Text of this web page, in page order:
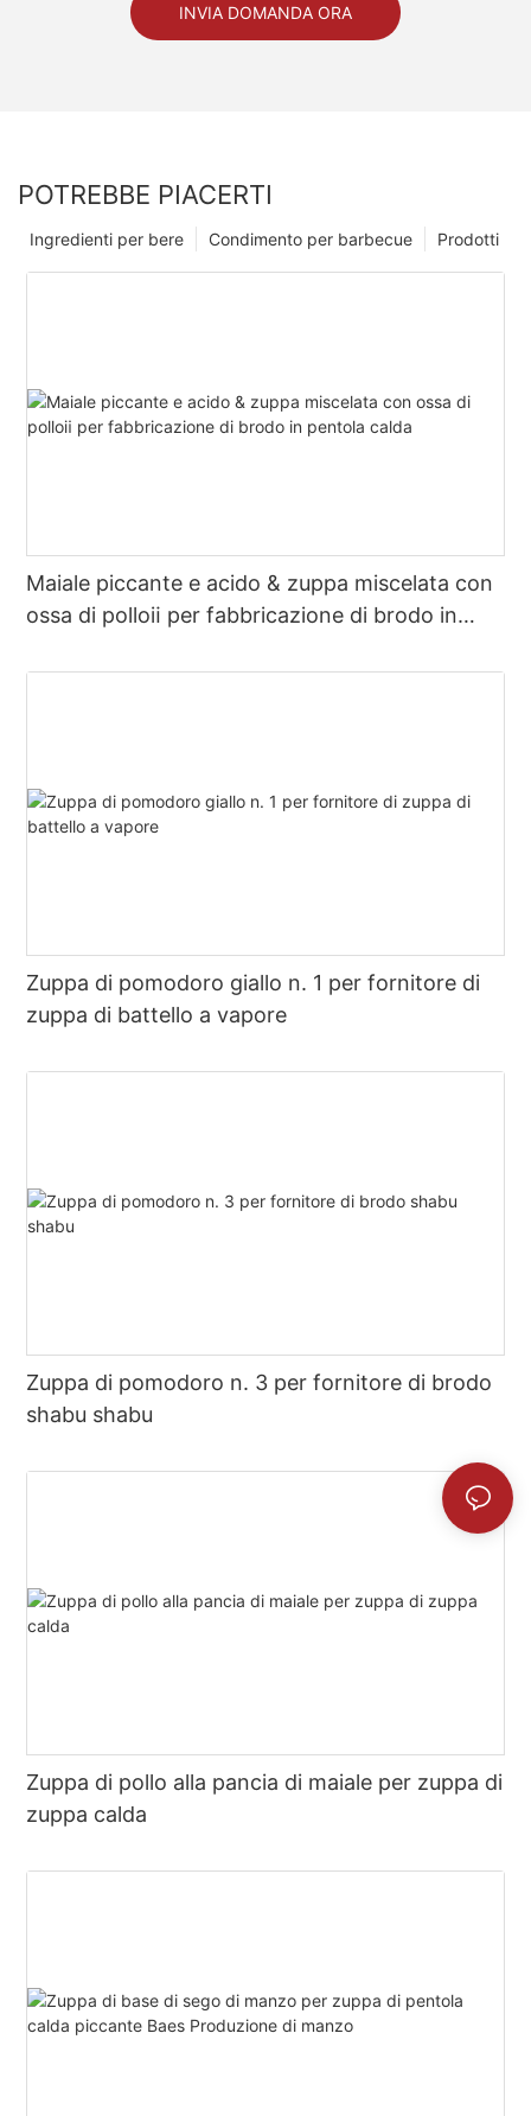
INVIA DOMANDA ORA
POTREBBE PIACERTI
Prodotti
Condimento per barbecue
Ingredienti per bere
Maiale piccante e acido & zuppa miscelata con
ossa di polloⅱ per fabbricazione di brodo in
Zuppa di pomodoro giallo n. 1 per fornitore di
zuppa di battello a vapore
Zuppa di pomodoro n. 3 per fornitore di brodo
shabu shabu
Zuppa di pollo alla pancia di maiale per zuppa di
zuppa calda